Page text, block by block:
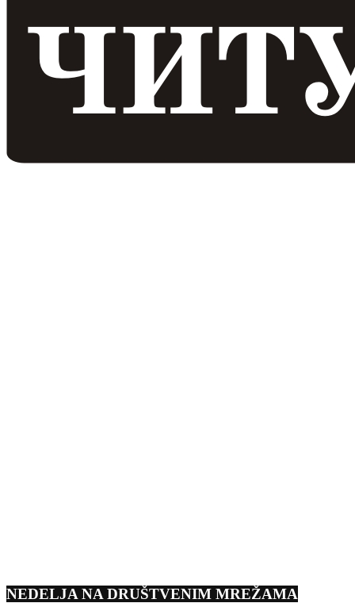
NEDELJA NA DRUŠTVENIM MREŽAMA